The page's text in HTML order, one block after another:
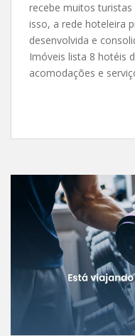
recebe muitos
isso, a rede hoteleira
desenvolvida e
Imóveis lista 8 hotéis
acomodações e